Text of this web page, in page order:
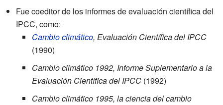
Fue coeditor de los informes de evaluación científica del
IPCC, como:
Cambio climático, Evaluación Científica del IPCC
(1990)
Cambio climático 1992, Informe Suplementario a la
Evaluación Científica del IPCC (1992)
Cambio climático 1995, la ciencia del cambio